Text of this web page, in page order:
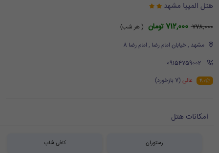
هتل المپیا مشهد
778,000 712,000 تومان
( هر شب)
مشهد , خیابان امام رضا , امام رضا 8
‪ 09154759002
4.0 عالی (7 بازخورد)
امکانات هتل
رستوران کافی شاپ